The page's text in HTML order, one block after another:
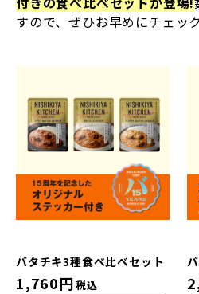
すので、ぜひお早めにチェッ
バタチキ3種食べ比べセット
1,760円税込